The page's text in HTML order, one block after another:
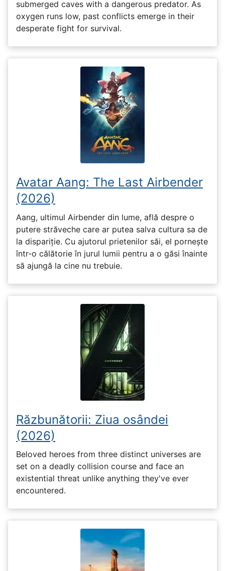
submerged caves with a dangerous predator. As
oxygen runs low, past conflicts emerge in their
desperate fight for survival.
Avatar Aang: The Last Airbender
(2026)
Aang, ultimul Airbender din lume, află despre o
putere străveche care ar putea salva cultura sa de
la dispariție. Cu ajutorul prietenilor săi, el pornește
într-o călătorie în jurul lumii pentru a o găsi înainte
să ajungă la cine nu trebuie.
Răzbunătorii: Ziua osândei
(2026)
Beloved heroes from three distinct universes are
set on a deadly collision course and face an
existential threat unlike anything they've ever
encountered.